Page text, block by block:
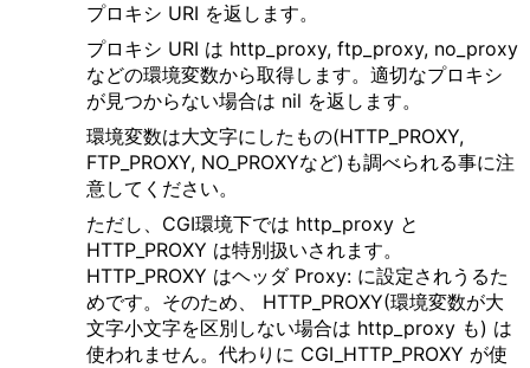
プロキシ URI を返します。
プロキシ URI は http_proxy, ftp_proxy, no_proxy
などの環境変数から取得します。適切なプロキシ
が見つからない場合は nil を返します。
環境変数は大文字にしたもの(HTTP_PROXY,
FTP_PROXY, NO_PROXYなど)も調べられる事に注
意してください。
ただし、CGI環境下では http_proxy と
HTTP_PROXY は特別扱いされます。
HTTP_PROXY はヘッダ Proxy: に設定されうるた
めです。そのため、 HTTP_PROXY(環境変数が大
文字小文字を区別しない場合は http_proxy も) は
使われません。代わりに CGI_HTTP_PROXY が使